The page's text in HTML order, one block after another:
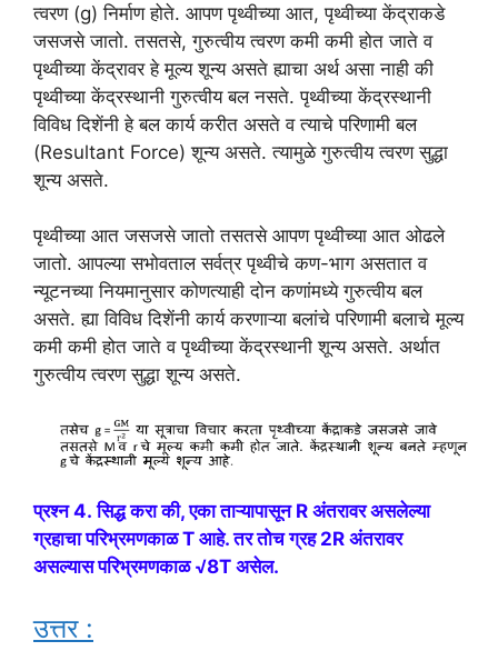
त्वरण (g) निर्माण होते. आपण पृथ्वीच्या आत, पृथ्वीच्या केंद्राकडे
जसजसे जातो. तसतसे, गुरुत्वीय त्वरण कमी कमी होत जाते व
पृथ्वीच्या केंद्रावर हे मूल्य शून्य असते ह्याचा अर्थ असा नाही की
पृथ्वीच्या केंद्रस्थानी गुरुत्वीय बल नसते. पृथ्वीच्या केंद्रस्थानी
विविध दिशेंनी हे बल कार्य करीत असते व त्याचे परिणामी बल
(Resultant Force) शून्य असते. त्यामुळे गुरुत्वीय त्वरण सुद्धा
शून्य असते.
पृथ्वीच्या आत जसजसे जातो तसतसे आपण पृथ्वीच्या आत ओढले
जातो. आपल्या सभोवताल सर्वत्र पृथ्वीचे कण-भाग असतात व
न्यूटनच्या नियमानुसार कोणत्याही दोन कणांमध्ये गुरुत्वीय बल
असते. ह्या विविध दिशेंनी कार्य करणाऱ्या बलांचे परिणामी बलाचे मूल्य
कमी कमी होत जाते व पृथ्वीच्या केंद्रस्थानी शून्य असते. अर्थात
गुरुत्वीय त्वरण सुद्धा शून्य असते.
प्रश्न 4. सिद्ध करा की, एका ताऱ्यापासून R अंतरावर असलेल्या
ग्रहाचा परिभ्रमणकाळ T आहे. तर तोच ग्रह 2R अंतरावर
असल्यास परिभ्रमणकाळ √8T असेल.
उत्तर :